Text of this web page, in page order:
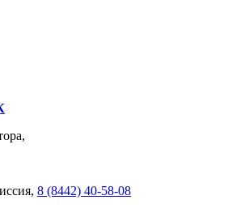
8 (8442) 40-58-08